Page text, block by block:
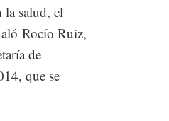
la salud, el
Rocío Ruiz,
de
que se